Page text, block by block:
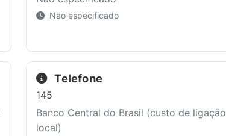
Não especificado
Telefone
145
Banco Central do Brasil (custo de ligação
local)